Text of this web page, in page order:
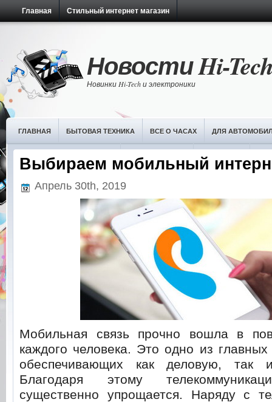
Главная Стильный интернет магазин
Новости Hi-
Новинки Hi-Tech и электроники
ГЛАВНАЯ БЫТОВАЯ ТЕХНИКА ВСЕ О ЧАСАХ ДЛЯ
НОВОСТИ ИТ-ТЕХНОЛОГИЙ ОБЗОРЫ ЧАСОВ ПЛАНШЕТЫ
Выбираем мобильный
Апрель 30th, 2019
Мобильная связь прочно вошла в
каждого человека. Это одно из
обеспечивающих как деловую, так
Благодаря этому
существенно упрощается. Наряду с